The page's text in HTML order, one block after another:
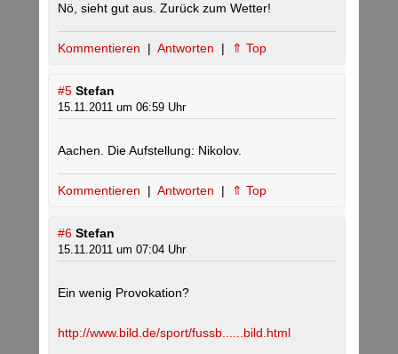
Nö, sieht gut aus. Zurück zum Wetter!
Kommentieren | Antworten | ⇑ Top
#5 Stefan
15.11.2011 um 06:59 Uhr
Aachen. Die Aufstellung: Nikolov.
Kommentieren | Antworten | ⇑ Top
#6 Stefan
15.11.2011 um 07:04 Uhr
Ein wenig Provokation?
http://www.bild.de/sport/fussb......bild.html